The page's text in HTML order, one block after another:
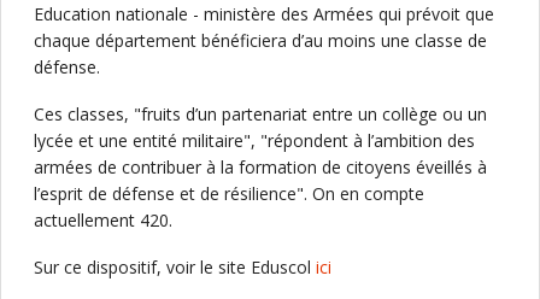
Education nationale - ministère des Armées qui prévoit que
chaque département bénéficiera d’au moins une classe de
défense.
Ces classes, "fruits d’un partenariat entre un collège ou un
lycée et une entité militaire", "répondent à l’ambition des
armées de contribuer à la formation de citoyens éveillés à
l’esprit de défense et de résilience". On en compte
actuellement 420.
Sur ce dispositif, voir le site Eduscol ici